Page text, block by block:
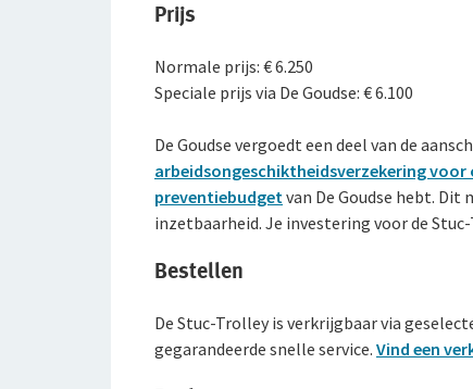
Prijs
Normale prijs: € 6.250
Speciale prijs via De Goudse: € 6.100
De Goudse vergoedt een deel van de
arbeidsongeschiktheidsverzekering voor
preventiebudgetvan De Goudse hebt.
inzetbaarheid. Je investering voor de Stuc-
Bestellen
De Stuc-Trolley is verkrijgbaar via
gegarandeerde snelle service. Vind een